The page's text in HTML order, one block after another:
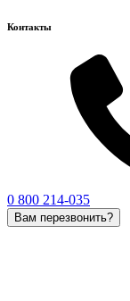
Контакты
0 800 214-035
Вам перезвонить?